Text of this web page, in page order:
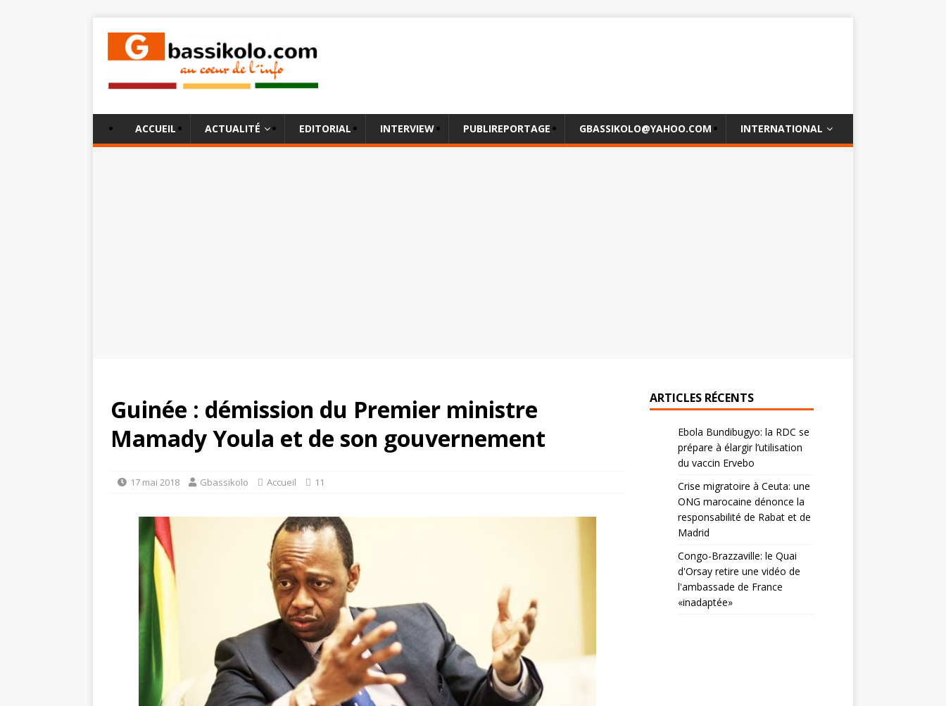
ACCUEIL ACTUALITÉ EDITORIAL INTERVIEW PUBLIREPORTAGE GBASSIKOLO@YAHOO.COM INTERNATIONAL
Guinée : démission du Premier ministre
Mamady Youla et de son gouvernement
17 mai 2018 Gbassikolo Accueil 11
ARTICLES RÉCENTS
Ebola Bundibugyo: la RDC se
prépare à élargir l’utilisation
du vaccin Ervebo
Crise migratoire à Ceuta: une
ONG marocaine dénonce la
responsabilité de Rabat et de
Madrid
Congo-Brazzaville: le Quai
d'Orsay retire une vidéo de
l'ambassade de France
«inadaptée»